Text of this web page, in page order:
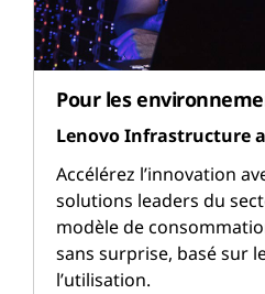
Pour les
Lenovo Infrastructure
Accélérez l’innovation
solutions leaders du
modèle de
sans surprise, basé sur
l’utilisation.